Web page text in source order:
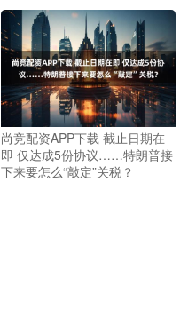
尚竞配资APP下载 截止日期在
即 仅达成5份协议……特朗普接
下来要怎么“敲定”关税？